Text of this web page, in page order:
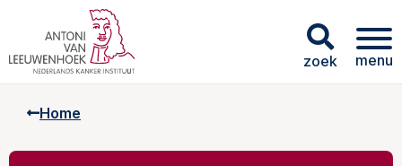
zoek menu
Home